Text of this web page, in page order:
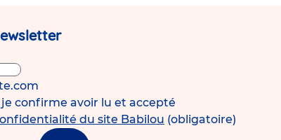
confirme avoir lu et accepté
du site Babilou (obligatoire)